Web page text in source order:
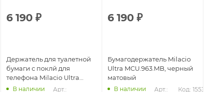
6 190 ₽
Держатель для туалетной
бумаги с поклй для
телефона Milacio Ultra
MCU.963.GD, золото
В наличии
Арт.:
6 190 ₽
Бумагодержатель Milacio
Ultra MCU.963.MB, черный
матовый
В наличии
Арт.:
Код: 15532